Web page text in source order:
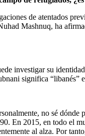
de atentados
Mashnuq, ha
investigar su
significa “libanés”
no sé
En 2015, en todo el
al alza. Por